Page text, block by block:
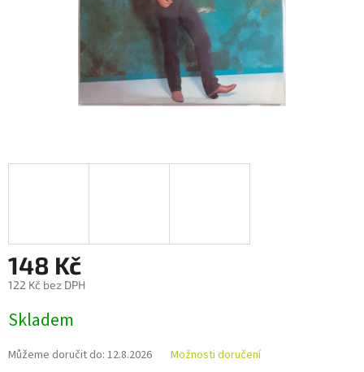
148 Kč
122 Kč bez DPH
cena:
Skladem
Můžeme doručit do: 12.8.2026 Možnosti doručení